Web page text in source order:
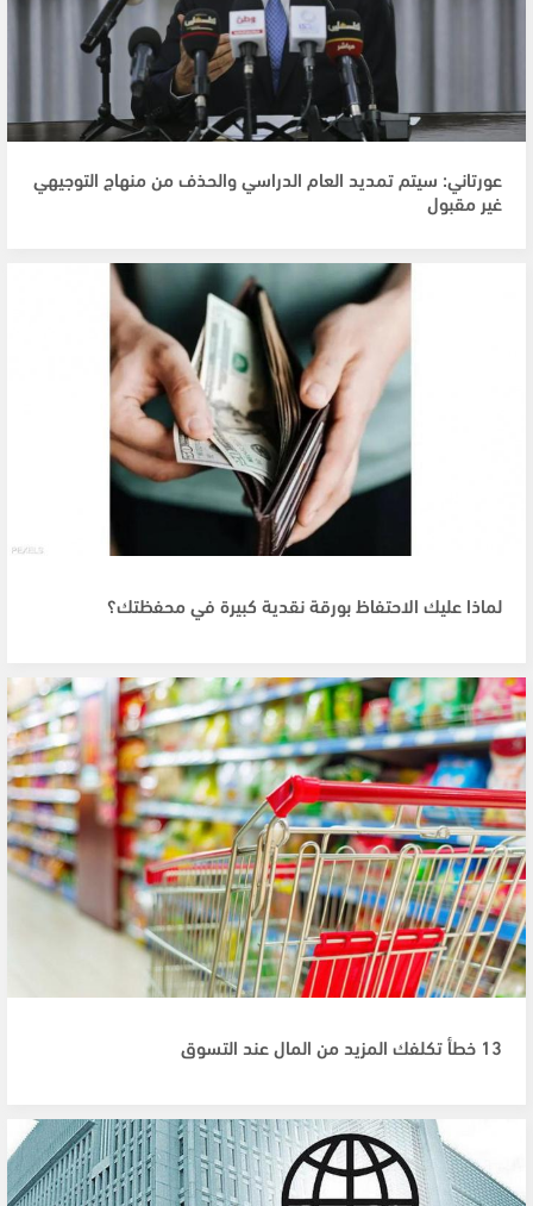
عورتاني: سيتم تمديد العام الدراسي والحذف من منهاج التوجيهي
غير مقبول
لماذا عليك الاحتفاظ بورقة نقدية كبيرة في محفظتك؟
13 خطأ تكلفك المزيد من المال عند التسوق